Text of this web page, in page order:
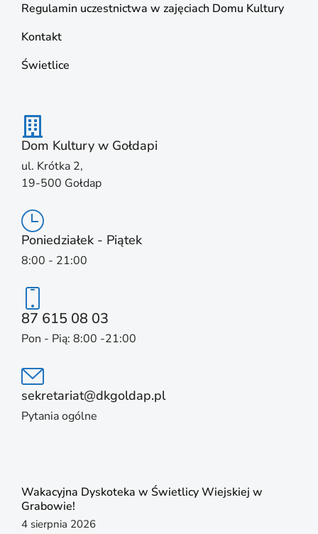
Regulamin uczestnictwa w zajęciach Domu Kultury
Kontakt
Świetlice
Dom Kultury w Gołdapi
ul. Krótka 2,
19-500 Gołdap
Poniedziałek - Piątek
8:00 - 21:00
87 615 08 03
Pon - Pią: 8:00 -21:00
sekretariat@dkgoldap.pl
Pytania ogólne
Wakacyjna Dyskoteka w Świetlicy Wiejskiej w
Grabowie!
4 sierpnia 2026